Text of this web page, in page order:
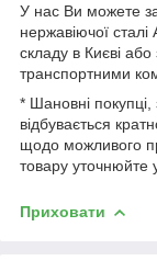
У нас Ви можете
нержавіючої
складу в Києві або
транспортними
* Шановні
відбувається
щодо можливого
товару уточнюйте
Приховати